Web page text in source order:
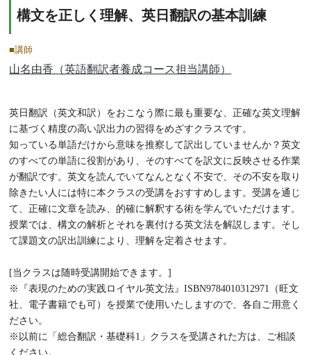
構文を正しく理解、英日翻訳の基本訓練
■講師
山名由香（英語翻訳者養成コース担当講師）
英日翻訳（英文和訳）をおこなう際に最も重要な、正確な英文理解
に基づく精度の高い訳出力の習得をめざすクラスです。
知っている単語だけから意味を推察して訳出していませんか？英文
のすべての単語に役割があり、そのすべてを訳文に反映させる作業
が翻訳です。英文を読んでいてなんとなく不安で、その不安を取り
除きたい人には特に本クラスの受講をおすすめします。受講を通じ
て、正確に文章を読み、的確に解釈する術を学んでいただけます。
授業では、構文の解析とそれを裏付ける英文法を解説します。そし
て課題文の訳出訓練により、理解を定着させます。
[当クラスは随時受講開始できます。]
※『表現のための実践ロイヤル英文法』ISBN9784010312971（旺文
社、電子書籍でも可）を授業で使用いたしますので、各自ご用意く
ださい。
※以前に「総合翻訳・基礎科1」クラスを受講された方は、ご相談
ください。